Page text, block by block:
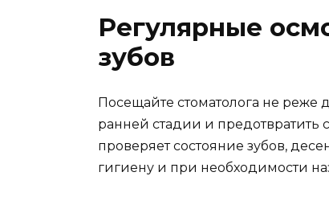
Регулярные
зубов
Посещайте стоматолога не реже
ранней стадии и предотвратить
проверяет состояние зубов,
гигиену и при необходимости